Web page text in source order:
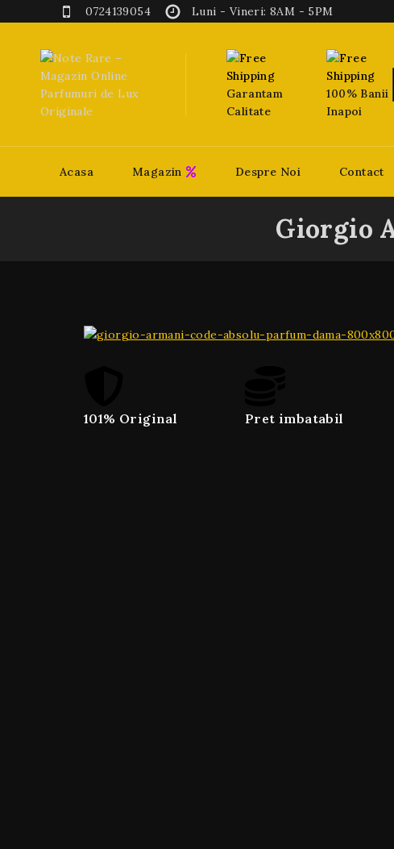
0724139054 Luni - Vineri: 8AM - 5PM
Garantam
Calitate
100% Banii
Inapoi
Acasa Magazin Despre Noi Contact
Giorgio
101% Original Pret imbatabil